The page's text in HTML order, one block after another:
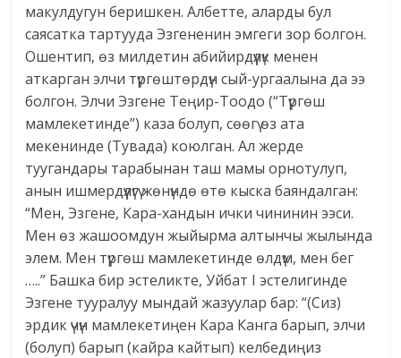
макулдугун беришкен. Албетте, аларды бул
саясатка тартууда Эзгененин эмгеги зор болгон.
Ошентип, өз милдетин абийирдүүлүк менен
аткарган элчи түргөштөрдүн сый-ургаалына да ээ
болгон. Элчи Эзгене Теңир-Тоодо (“Түргөш
мамлекетинде”) каза болуп, сөөгү өз ата
мекенинде (Тувада) коюлган. Ал жерде
туугандары тарабынан таш мамы орнотулуп,
анын ишмердүүлүгү жөнүндө өтө кыска баяндалган:
“Мен, Эзгене, Кара-хандын ички чининин ээси.
Мен өз жашоомдун жыйырма алтынчы жылында
элем. Мен түргөш мамлекетинде өлдүм, мен бег
…..” Башка бир эстеликте, Уйбат I эстелигинде
Эзгене тууралуу мындай жазуулар бар: “(Сиз)
эрдик үчүн мамлекетиңен Кара Канга барып, элчи
(болуп) барып (кайра кайтып) келбедиңиз